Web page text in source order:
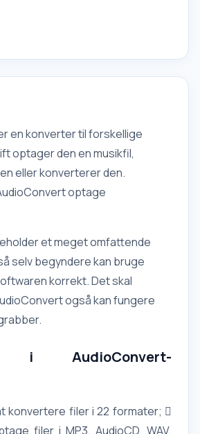
en konverter til forskellige
optager den en musikfil,
eller konverterer den.
optage
et meget omfattende
selv begyndere kan bruge
korrekt. Det skal
også kan fungere
i AudioConvert-
konvertere filer i 22 formater; 
filer i MP3, AudioCD, WAV,